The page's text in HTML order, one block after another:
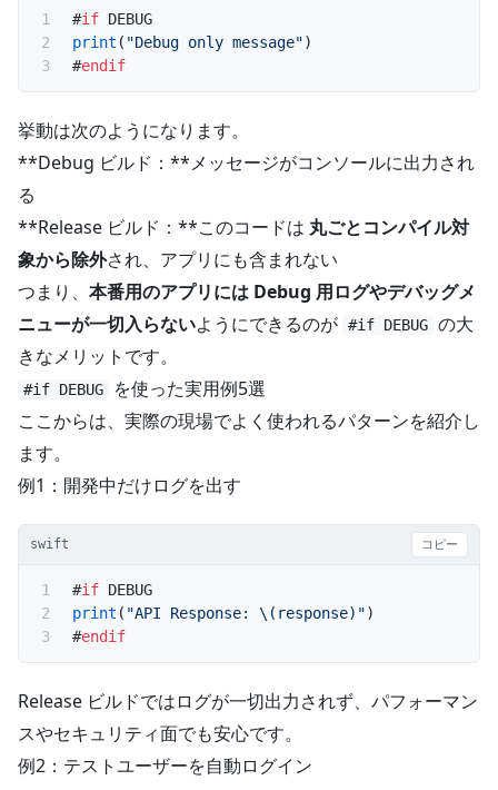
#if DEBUG
print ( "Debug only message")
#endif
挙動は次のようになります。
**Debug ビルド：**メッセージがコンソールに出力され
る
**Release ビルド：**このコードは 丸ごとコンパイル対
象から除外され、アプリにも含まれない
つまり、 本番用のアプリには Debug 用ログやデバッグメ
ニューが一切入らないようにできるのが #if DEBUG の大
きなメリットです。
#if DEBUG
を使った実用例5選
ここからは、実際の現場でよく使われるパターンを紹介し
ます。
例1：開発中だけログを出す
swift コピー
#if DEBUG
print ( "API Response: \(response) ")
#endif
Release ビルドではログが一切出力されず、パフォーマン
スやセキュリティ面でも安心です。
例2：テストユーザーを自動ログイン